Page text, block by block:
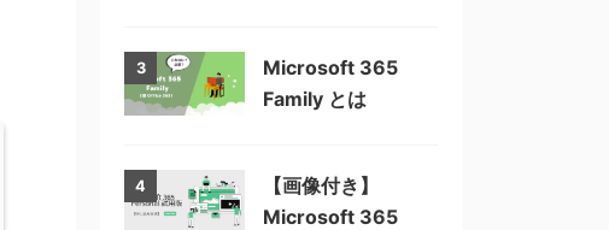
3
Microsoft 365
Family とは
4
【画像付き】
Microsoft 365